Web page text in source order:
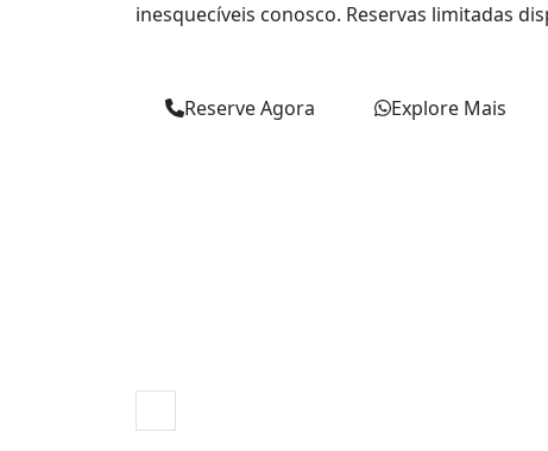
inesquecíveis conosco. Reservas limitadas
Reserve Agora Explore Mais